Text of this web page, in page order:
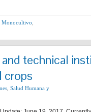
Monocultivo
technical
crops
Salud Humana y